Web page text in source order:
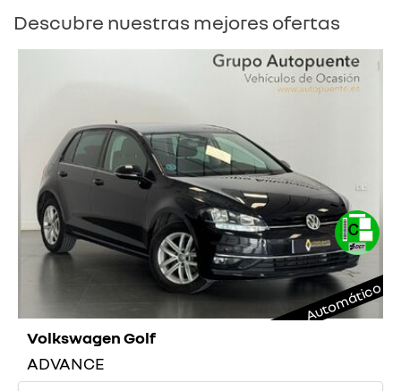
Descubre nuestras mejores ofertas
Automático
Volkswagen Golf
ADVANCE